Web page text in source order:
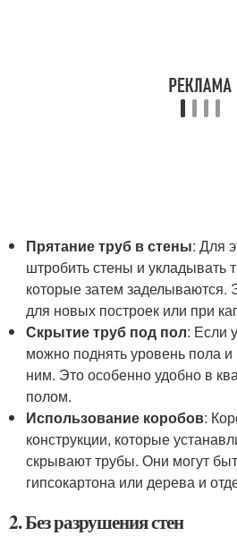
Прятание труб в стены: Для
штробить стены и укладывать
которые затем заделываются.
для новых построек или при
Скрытие труб под пол: Если
можно поднять уровень пола
ним. Это особенно удобно в
полом.
Использование коробов:
конструкции, которые
скрывают трубы. Они могут
гипсокартона или дерева и
2. Без разрушения стен